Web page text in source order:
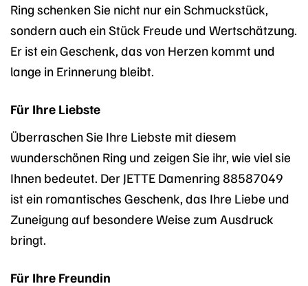
Ring schenken Sie nicht nur ein Schmuckstück,
sondern auch ein Stück Freude und Wertschätzung.
Er ist ein Geschenk, das von Herzen kommt und
lange in Erinnerung bleibt.
Für Ihre Liebste
Überraschen Sie Ihre Liebste mit diesem
wunderschönen Ring und zeigen Sie ihr, wie viel sie
Ihnen bedeutet. Der JETTE Damenring 88587049
ist ein romantisches Geschenk, das Ihre Liebe und
Zuneigung auf besondere Weise zum Ausdruck
bringt.
Für Ihre Freundin